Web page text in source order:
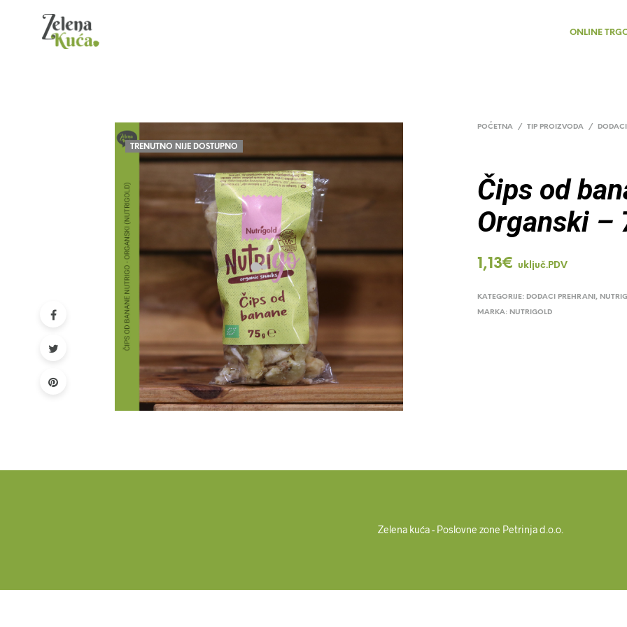
ONLINE
TRENUTNO NIJE DOSTUPNO
POČETNA / TIP PROIZVODA /
Čips od
Organski –
1,13€ uključ.PDV
KATEGORIJE: DODACI PREHRANI ,
MARKA: NUTRIGOLD
Zelena kuća - Poslovne zone Petrinja d.o.o.